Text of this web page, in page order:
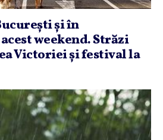
şi în
weekend. Străzi
Victoriei şi festival la